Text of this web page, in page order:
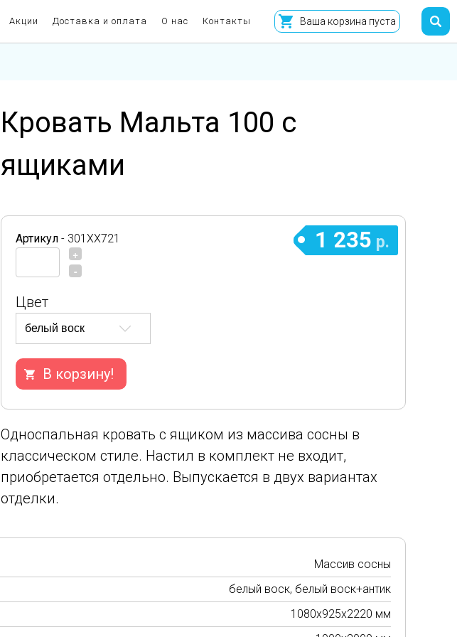
Акции Доставка и оплата О нас Контакты Ваша корзина пуста
Кровать Мальта 100 с
ящиками
Артикул - 301ХХ721
+
-
1 235 р.
Цвет
В корзину!
Односпальная кровать с ящиком из массива сосны в
классическом стиле. Настил в комплект не входит,
приобретается отдельно. Выпускается в двух вариантах
отделки.
Массив сосны
белый воск, белый воск+антик
1080х925х2220 мм